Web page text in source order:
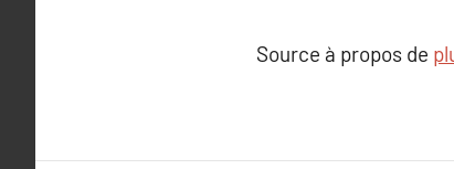
Source à propos de